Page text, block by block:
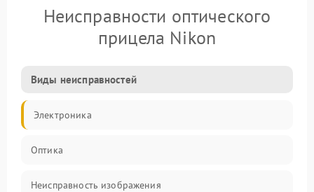
Неисправности оптического
прицела Nikon
Виды неисправностей
Электроника
Оптика
Неисправность изображения